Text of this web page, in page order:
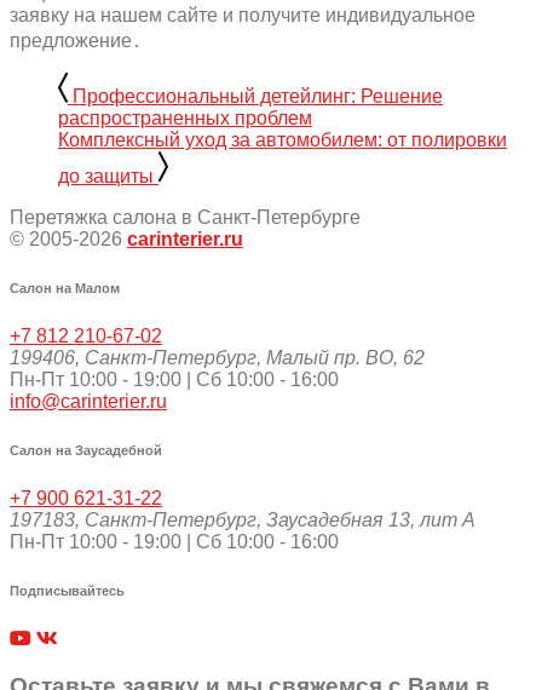
заявку на нашем сайте и получите индивидуальное
предложение․
Профессиональный детейлинг: Решение
распространенных проблем
Комплексный уход за автомобилем: от полировки
до защиты
Перетяжка салона в Санкт-Петербурге
© 2005-2026 carinterier.ru
Салон на Малом
+7 812 210-67-02
199406, Санкт-Петербург, Малый пр. ВО, 62
Пн-Пт 10:00 - 19:00 | Сб 10:00 - 16:00
info@carinterier.ru
Салон на Заусадебной
+7 900 621-31-22
197183, Санкт-Петербург, Заусадебная 13, лит А
Пн-Пт 10:00 - 19:00 | Сб 10:00 - 16:00
Подписывайтесь